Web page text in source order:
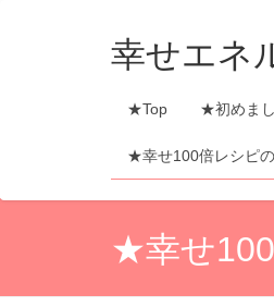
幸せエネ
★Top ★初めま
★幸せ100倍レシピ
★幸せ